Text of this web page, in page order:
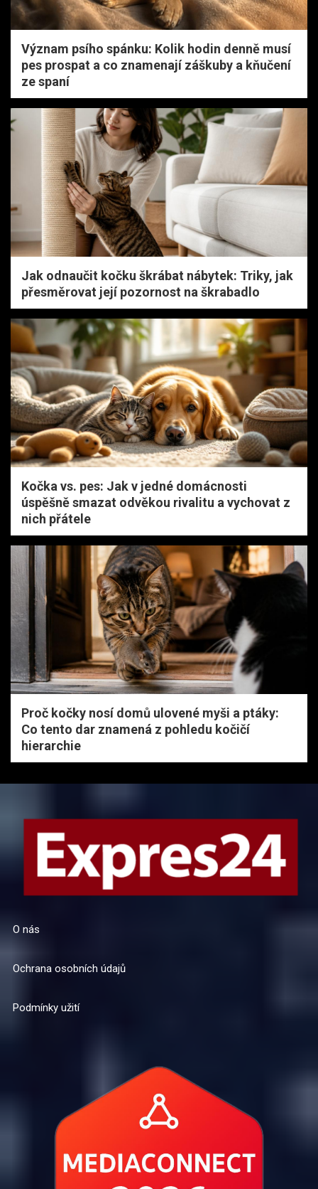
Význam psího spánku: Kolik hodin denně musí
pes prospat a co znamenají záškuby a kňučení
ze spaní
Jak odnaučit kočku škrábat nábytek: Triky, jak
přesměrovat její pozornost na škrabadlo
Kočka vs. pes: Jak v jedné domácnosti
úspěšně smazat odvěkou rivalitu a vychovat z
nich přátele
Proč kočky nosí domů ulovené myši a ptáky:
Co tento dar znamená z pohledu kočičí
hierarchie
O nás
Ochrana osobních údajů
Podmínky užití